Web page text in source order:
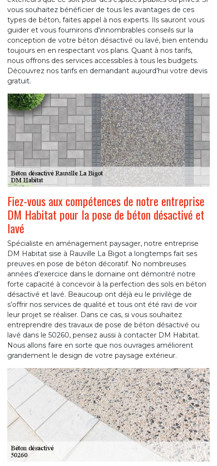
vous souhaitez bénéficier de tous les avantages de ces
types de béton, faites appel à nos experts. Ils sauront vous
guider et vous fournirons d'innombrables conseils sur la
conception de votre béton désactivé ou lavé, bien entendu
toujours en en respectant vos plans. Quant à nos tarifs,
nous offrons des services accessibles à tous les budgets.
Découvrez nos tarifs en demandant aujourd’hui votre devis
gratuit.
Fiez-vous aux compétences de notre entreprise
DM Habitat pour la pose de béton désactivé et
lavé
Spécialiste en aménagement paysager, notre entreprise
DM Habitat sise à Rauville La Bigot a longtemps fait ses
preuves en pose de béton décoratif. No nombreuses
années d’exercice dans le domaine ont démontré notre
forte capacité à concevoir à la perfection des sols en béton
désactivé et lavé. Beaucoup ont déjà eu le privilège de
s’offrir nos services de qualité et tous ont été ravi de voir
leur projet se réaliser. Dans ce cas, si vous souhaitez
entreprendre des travaux de pose de béton désactivé ou
lavé dans le 50260, pensez aussi à contacter DM Habitat.
Nous allons faire en sorte que nos ouvrages améliorent
grandement le design de votre paysage extérieur.